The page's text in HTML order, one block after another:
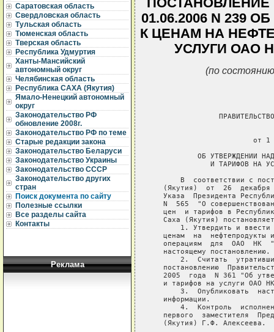
Саратовская область
Свердловская область
Тульская область
Тюменская область
Тверская область
Республика Удмуртия
Ханты-Мансийский
автономный округ
Челябинская область
Республика САХА (Якутия)
Ямало-Ненецкий автономный
округ
Законодательство РФ
обновление 2008г.
Законодательство РФ по теме
Старые редакции закона
Законодательство Беларуси
Законодательство Украины
Законодательство СССР
Законодательство других
стран
Поиск документа по сайту
Полезные ссылки
Все разделы сайта
Контакты
Реклама
01.06.2006 N 239
К ЦЕНАМ НА
УСЛУГИ ОАО
(по
от 1
ОБ УТВЕРЖДЕНИИ
И ТАРИФОВ НА
В  соответствии с
(Якутия)  от  26
Указа  Президента
N  565  "О
цен  и тарифов в
Саха (Якутия)
1. Утвердить и
ценам  на  нефтепродукты
операциям  для  ОАО  НК
   настоящему постановлению.
2.  Считать
постановлению
2005  года  N 361 "Об
и тарифов на услуги ОАО
3.  Опубликовать
   информации.
4.  Контроль
первого  заместителя
   (Якутия) Г.Ф. Алексеева.